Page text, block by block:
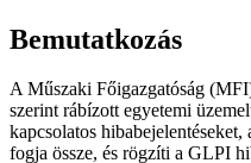
Bemutatkozás
A Műszaki Főigazgatóság
szerint rábízott egyetemi
kapcsolatos
fogja össze, és rögzíti a GLPI